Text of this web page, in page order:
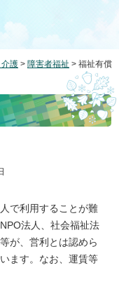
護 > 障害者福祉 > 福祉有償
で利用することが難
法人、社会福祉法
が、営利とは認めら
ます。なお、運賃等